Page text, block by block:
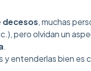
decesos, muchas
pero olvidan un
.
entenderlas bien es